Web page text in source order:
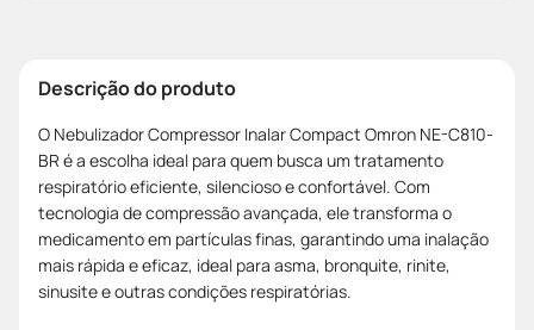
Descrição do produto
O Nebulizador Compressor Inalar Compact Omron NE-C810-
BR é a escolha ideal para quem busca um tratamento
respiratório eficiente, silencioso e confortável. Com
tecnologia de compressão avançada, ele transforma o
medicamento em partículas finas, garantindo uma inalação
mais rápida e eficaz, ideal para asma, bronquite, rinite,
sinusite e outras condições respiratórias.